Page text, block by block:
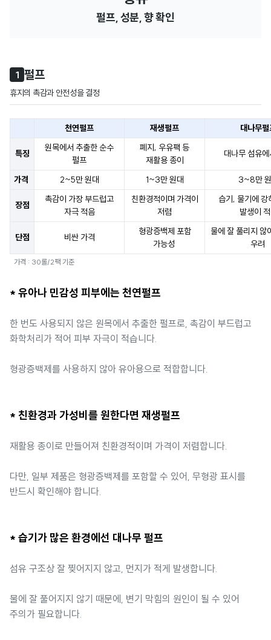
펄프, 성분, 향 확인
1 펄프
휴지의 촉감과 안전성을 결정
천연펄프 재생펄프 대나무
특징
원목에서 추출한 순수
펄프
폐지, 우유팩 등
재활용 종이
대나무 섬유
가격 2~5만 원대 1~3만 원대 3~8만
장점
촉감이 가장 부드럽고
자극 적음
친환경적이며 가격이
저렴
습기, 물기에 강
발생이
단점 비싼 가격
형광증백제 포함
가능성
물에 잘 풀리지 않
우려
가격 : 30롤/2팩 기준
* 유아나 민감성 피부에는 천연펄프
한 번도 사용되지 않은 원목에서 추출한 펄프로, 촉감이 부드럽고
화학처리가 적어 피부 자극이 적습니다.
형광증백제를 사용하지 않아 유아용으로 적합합니다.
* 친환경과 가성비를 원한다면 재생펄프
재활용 종이로 만들어져 친환경적이며 가격이 저렴합니다.
다만, 일부 제품은 형광증백제를 포함할 수 있어, 무형광 표시를
반드시 확인해야 합니다.
* 습기가 많은 환경에선 대나무 펄프
섬유 구조상 잘 찢어지지 않고, 먼지가 적게 발생합니다.
물에 잘 풀어지지 않기 때문에, 변기 막힘의 원인이 될 수 있어
주의가 필요합니다.